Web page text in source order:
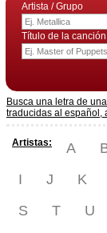
Artista / Grupo
Título de la canción
Busca una letra de
traducidas al español,
Artistas: A
I
J K
S
T U